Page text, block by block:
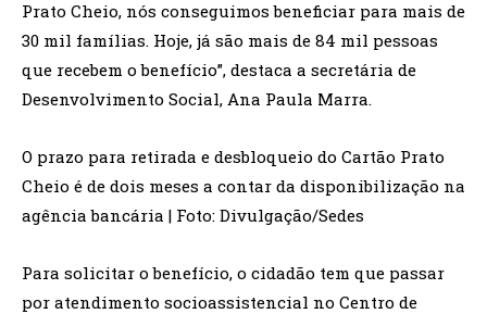
Prato Cheio, nós conseguimos beneficiar para mais de
30 mil famílias. Hoje, já são mais de 84 mil pessoas
que recebem o benefício”, destaca a secretária de
Desenvolvimento Social, Ana Paula Marra.
O prazo para retirada e desbloqueio do Cartão Prato
Cheio é de dois meses a contar da disponibilização na
agência bancária | Foto: Divulgação/Sedes
Para solicitar o benefício, o cidadão tem que passar
por atendimento socioassistencial no Centro de